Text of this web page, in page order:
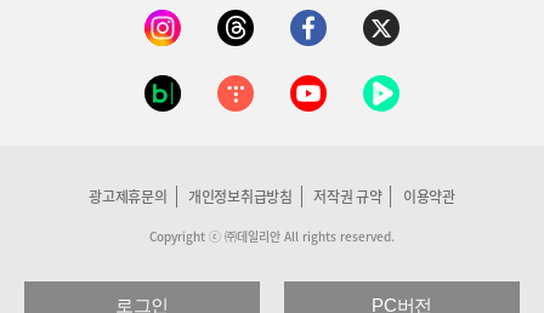
광고제휴문의 개인정보취급방침 저작권 규약 이용약관
Copyright ⓒ ㈜데일리안 All rights reserved.
로그인 PC버전